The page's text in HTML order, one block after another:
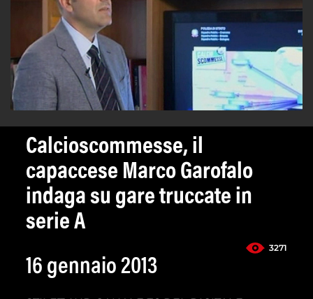
Calcioscommesse, il
capaccese Marco Garofalo
indaga su gare truccate in
serie A
3271
16 gennaio 2013